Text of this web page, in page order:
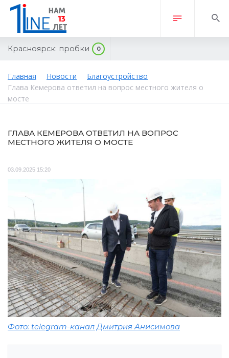
Красноярск: пробки 0
Главная Новости
Благоустройство
Глава Кемерова ответил на вопрос местного жителя о
мосте
ГЛАВА КЕМЕРОВА ОТВЕТИЛ НА ВОПРОС
МЕСТНОГО ЖИТЕЛЯ О МОСТЕ
03.09.2025 15:20
Фото: telegram-канал Дмитрия Анисимова